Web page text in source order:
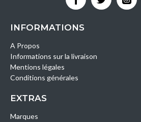
INFORMATIONS
A Propos
Informations sur la livraison
Mentions légales
Conditions générales
EXTRAS
Marques